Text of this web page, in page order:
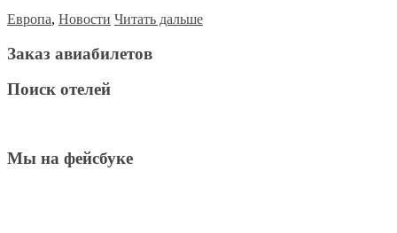
Европа, Новости Читать дальше
Заказ авиабилетов
Поиск отелей
Мы на фейсбуке